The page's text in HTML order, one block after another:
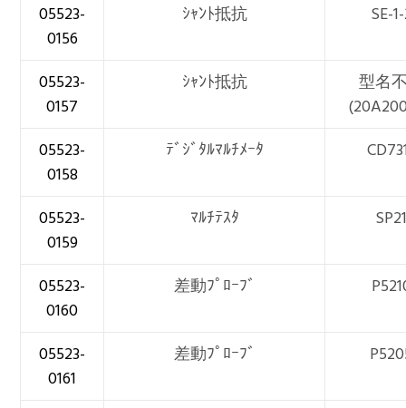
05523-
0156
ｼｬﾝﾄ抵抗 SE-
05523-
0157
ｼｬﾝﾄ抵抗
型名
05523-
0158
ﾃﾞｼﾞﾀﾙﾏﾙﾁﾒｰﾀ
05523-
0159
ﾏﾙﾁﾃｽﾀ
05523-
0160
差動ﾌﾟﾛｰﾌﾞ
05523-
0161
差動ﾌﾟﾛｰﾌﾞ